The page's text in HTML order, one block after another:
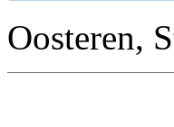
Oosteren,